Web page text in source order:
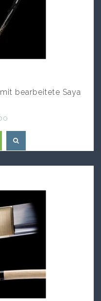
bearbeitete Saya